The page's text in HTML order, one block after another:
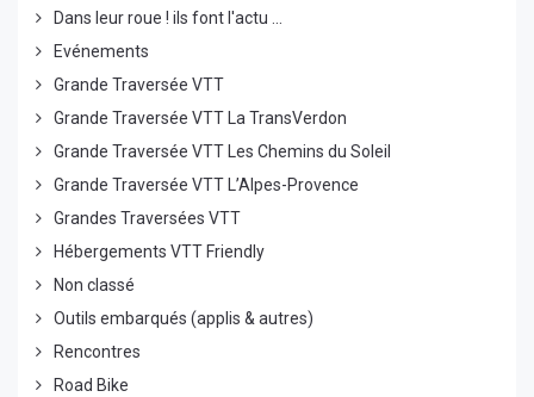
Dans leur roue ! ils font l'actu ...
Evénements
Grande Traversée VTT
Grande Traversée VTT La TransVerdon
Grande Traversée VTT Les Chemins du Soleil
Grande Traversée VTT L’Alpes-Provence
Grandes Traversées VTT
Hébergements VTT Friendly
Non classé
Outils embarqués (applis & autres)
Rencontres
Road Bike